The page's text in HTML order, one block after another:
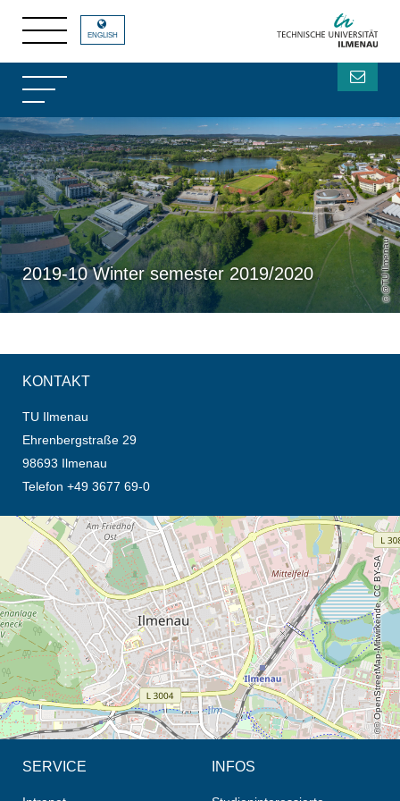
2019-10 Winter semester 2019/2020 @TU Ilmenau
ENGLISH
KONTAKT
TU Ilmenau
Ehrenbergstraße 29
98693 Ilmenau
Telefon +49 3677 69-0
Öffnet die Anfahrtsbeschreibung in neuem Tab (Karte)
© OpenStreetMap-Mitwirkende, CC BY-SA
SERVICE INFOS